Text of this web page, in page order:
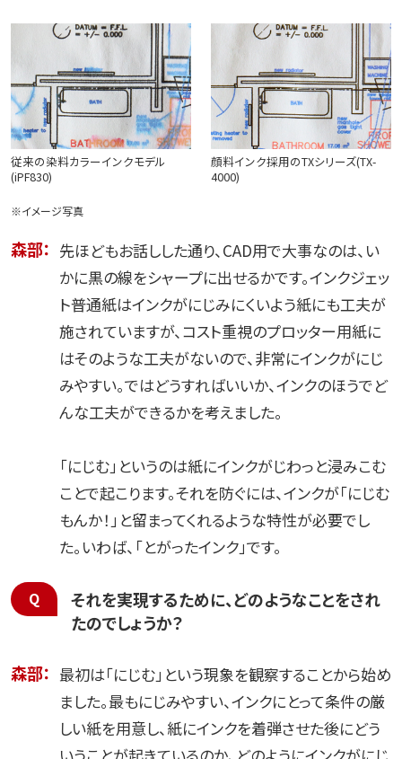
従来の染料カラーインクモデル
(iPF830)
顔料インク採用のTXシリーズ(TX-
4000)
※イメージ写真
森部： 先ほどもお話しした通り、CAD用で大事なのは、い
かに黒の線をシャープに出せるかです。インクジェッ
ト普通紙はインクがにじみにくいよう紙にも工夫が
施されていますが、コスト重視のプロッター用紙に
はそのような工夫がないので、非常にインクがにじ
みやすい。ではどうすればいいか、インクのほうでど
んな工夫ができるかを考えました。
「にじむ」というのは紙にインクがじわっと浸みこむ
ことで起こります。それを防ぐには、インクが「にじむ
もんか！」と留まってくれるような特性が必要でし
た。いわば、「とがったインク」です。
それを実現するために、どのようなことをされ
たのでしょうか？
森部： 最初は「にじむ」という現象を観察することから始め
ました。最もにじみやすい、インクにとって条件の厳
しい紙を用意し、紙にインクを着弾させた後にどう